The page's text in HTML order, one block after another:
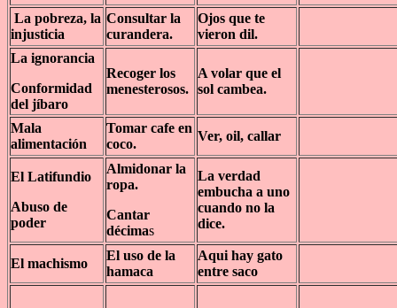
La pobreza, la
injusticia
Consultar la
curandera.
Ojos que te
vieron dil.
La ignorancia
Conformidad
del jíbaro
Recoger los
menesterosos.
A volar que el
sol cambea.
Mala
alimentación
Tomar cafe en
coco.
Ver, oil, callar
El Latifundio
Abuso de
poder
Almidonar la
ropa.
Cantar
décimas
La verdad
embucha a uno
cuando no la
dice.
El machismo
El uso de la
hamaca
Aqui hay gato
entre saco